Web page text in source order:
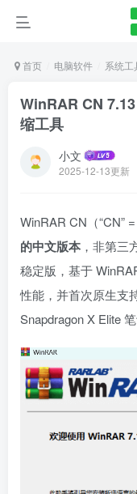
首页 电脑软件 系统工
WinRAR CN
缩工具
小文
2025-12-13更新
WinRAR CN（“CN”
的中文版本，非第三
稳定版，基于
性能，并首次原生支
Snapdragon X Elite 笔